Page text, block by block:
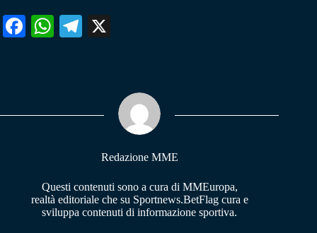
Fa W
pp
Te
m
Redazione MME
Questi contenuti sono a cura di MMEuropa,
realtà editoriale che su Sportnews.BetFlag cura e
sviluppa contenuti di informazione sportiva.